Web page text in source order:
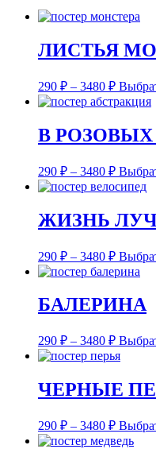
ЛИСТЬЯ
290 ₽ – 3480 ₽
В
290 ₽ – 3480 ₽
ЖИЗНЬ
290 ₽ – 3480 ₽
БАЛЕРИНА
290 ₽ – 3480 ₽
ЧЕРНЫЕ
290 ₽ – 3480 ₽